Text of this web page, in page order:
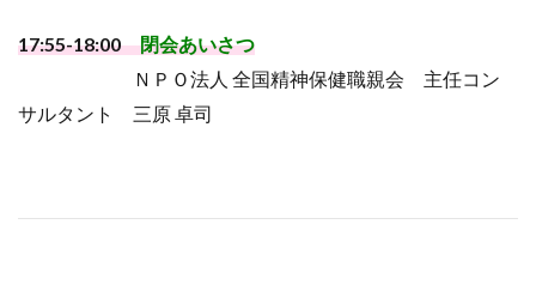
17:55-18:00閉会あいさつ
ＮＰＯ法人 全国精神保健職親会 主任コン
サルタント 三原 卓司